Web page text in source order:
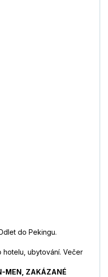
do Pekingu.
hotelu, ubytování. Večer
MEN, ZAKÁZANÉ